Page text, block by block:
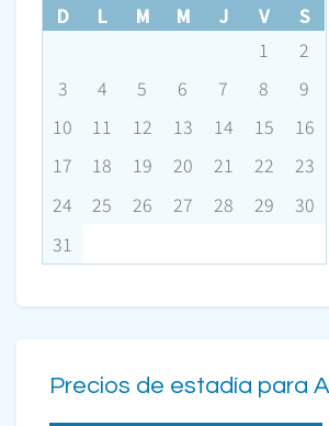
D
L M M J V
S
1
2
3
4 5 6 7 8
9
10
11 12 13 14 15
16
17
18 19 20 21 22
23
24
25 26 27 28 29
30
31
Precios de estadía para